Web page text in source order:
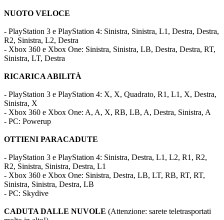
NUOTO VELOCE
- PlayStation 3 e PlayStation 4: Sinistra, Sinistra, L1, Destra, Destra,
R2, Sinistra, L2, Destra
- Xbox 360 e Xbox One: Sinistra, Sinistra, LB, Destra, Destra, RT,
Sinistra, LT, Destra
RICARICA ABILITÀ
- PlayStation 3 e PlayStation 4: X, X, Quadrato, R1, L1, X, Destra,
Sinistra, X
- Xbox 360 e Xbox One: A, A, X, RB, LB, A, Destra, Sinistra, A
- PC: Powerup
OTTIENI PARACADUTE
- PlayStation 3 e PlayStation 4: Sinistra, Destra, L1, L2, R1, R2,
R2, Sinistra, Sinistra, Destra, L1
- Xbox 360 e Xbox One: Sinistra, Destra, LB, LT, RB, RT, RT,
Sinistra, Sinistra, Destra, LB
- PC: Skydive
CADUTA DALLE NUVOLE (Attenzione: sarete teletrasportati